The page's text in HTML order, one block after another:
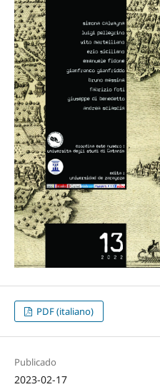
PDF (italiano)
Publicado
2023-02-17